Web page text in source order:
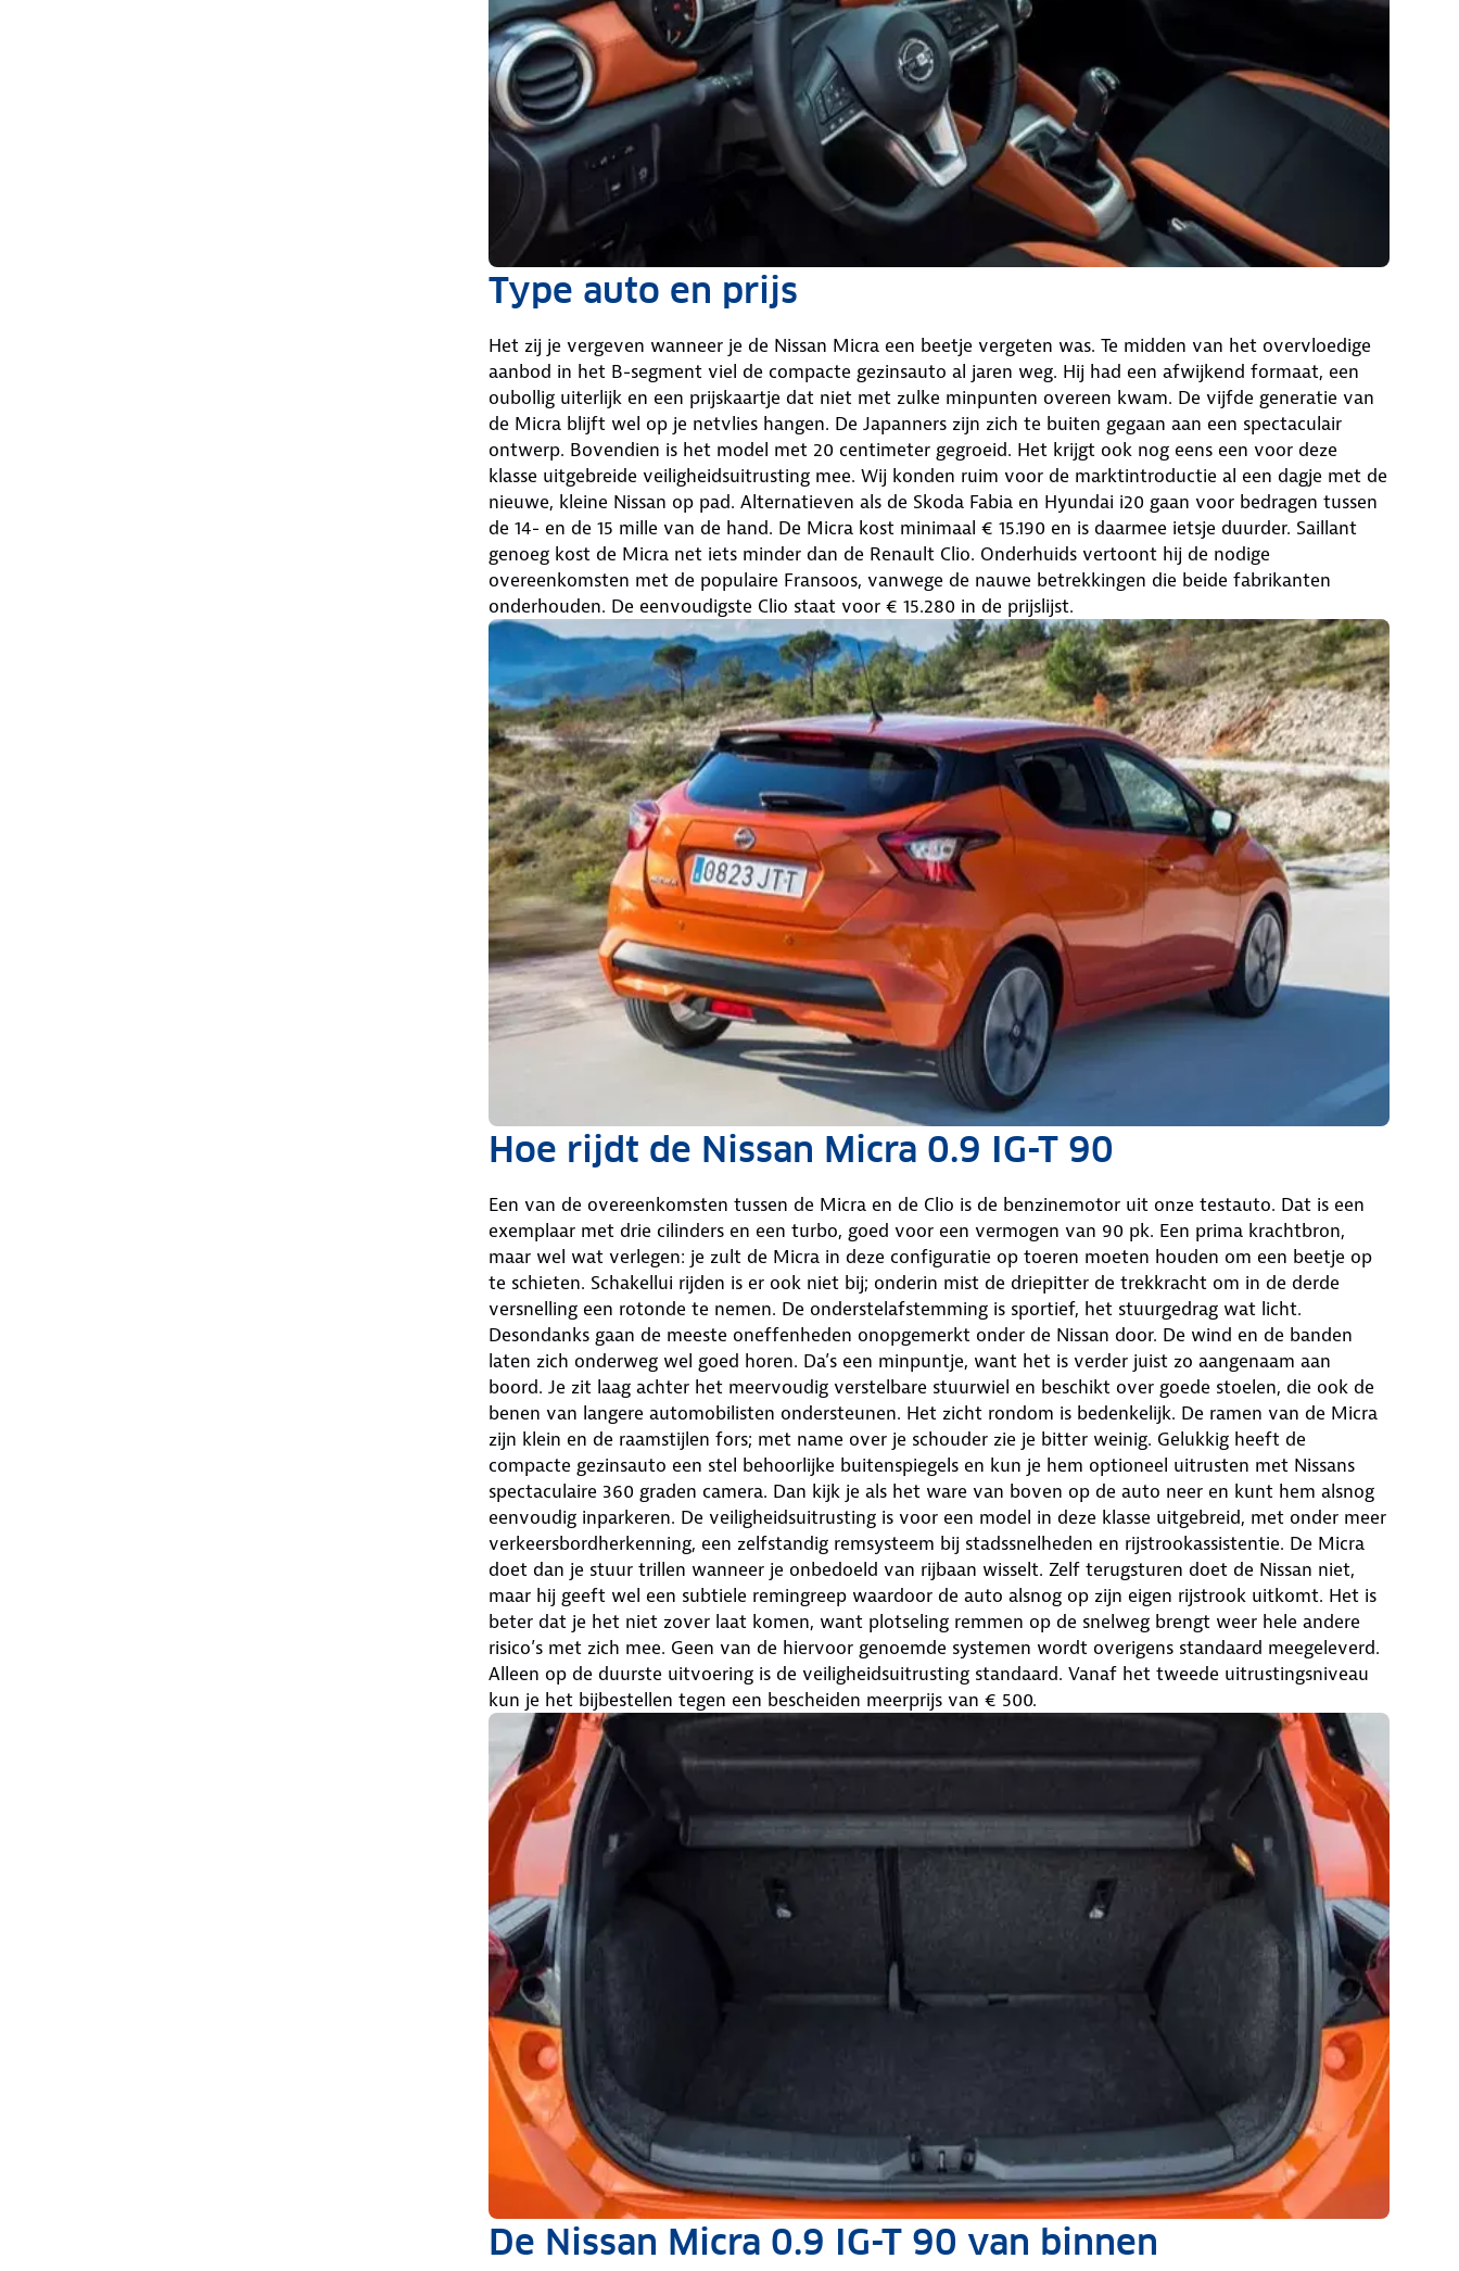
Type auto en prijs
Het zij je vergeven wanneer je de Nissan Micra een beetje vergeten was. Te midden van het overvloedige
aanbod in het B-segment viel de compacte gezinsauto al jaren weg. Hij had een afwijkend formaat, een
oubollig uiterlijk en een prijskaartje dat niet met zulke minpunten overeen kwam. De vijfde generatie van
de Micra blijft wel op je netvlies hangen. De Japanners zijn zich te buiten gegaan aan een spectaculair
ontwerp. Bovendien is het model met 20 centimeter gegroeid. Het krijgt ook nog eens een voor deze
klasse uitgebreide veiligheidsuitrusting mee. Wij konden ruim voor de marktintroductie al een dagje met de
nieuwe, kleine Nissan op pad. Alternatieven als de Skoda Fabia en Hyundai i20 gaan voor bedragen tussen
de 14- en de 15 mille van de hand. De Micra kost minimaal € 15.190 en is daarmee ietsje duurder. Saillant
genoeg kost de Micra net iets minder dan de Renault Clio. Onderhuids vertoont hij de nodige
overeenkomsten met de populaire Fransoos, vanwege de nauwe betrekkingen die beide fabrikanten
onderhouden. De eenvoudigste Clio staat voor € 15.280 in de prijslijst.
Hoe rijdt de Nissan Micra 0.9 IG-T 90
Een van de overeenkomsten tussen de Micra en de Clio is de benzinemotor uit onze testauto. Dat is een
exemplaar met drie cilinders en een turbo, goed voor een vermogen van 90 pk. Een prima krachtbron,
maar wel wat verlegen: je zult de Micra in deze configuratie op toeren moeten houden om een beetje op
te schieten. Schakellui rijden is er ook niet bij; onderin mist de driepitter de trekkracht om in de derde
versnelling een rotonde te nemen. De onderstelafstemming is sportief, het stuurgedrag wat licht.
Desondanks gaan de meeste oneffenheden onopgemerkt onder de Nissan door. De wind en de banden
laten zich onderweg wel goed horen. Da’s een minpuntje, want het is verder juist zo aangenaam aan
boord. Je zit laag achter het meervoudig verstelbare stuurwiel en beschikt over goede stoelen, die ook de
benen van langere automobilisten ondersteunen. Het zicht rondom is bedenkelijk. De ramen van de Micra
zijn klein en de raamstijlen fors; met name over je schouder zie je bitter weinig. Gelukkig heeft de
compacte gezinsauto een stel behoorlijke buitenspiegels en kun je hem optioneel uitrusten met Nissans
spectaculaire 360 graden camera. Dan kijk je als het ware van boven op de auto neer en kunt hem alsnog
eenvoudig inparkeren. De veiligheidsuitrusting is voor een model in deze klasse uitgebreid, met onder meer
verkeersbordherkenning, een zelfstandig remsysteem bij stadssnelheden en rijstrookassistentie. De Micra
doet dan je stuur trillen wanneer je onbedoeld van rijbaan wisselt. Zelf terugsturen doet de Nissan niet,
maar hij geeft wel een subtiele remingreep waardoor de auto alsnog op zijn eigen rijstrook uitkomt. Het is
beter dat je het niet zover laat komen, want plotseling remmen op de snelweg brengt weer hele andere
risico’s met zich mee. Geen van de hiervoor genoemde systemen wordt overigens standaard meegeleverd.
Alleen op de duurste uitvoering is de veiligheidsuitrusting standaard. Vanaf het tweede uitrustingsniveau
kun je het bijbestellen tegen een bescheiden meerprijs van € 500.
De Nissan Micra 0.9 IG-T 90 van binnen